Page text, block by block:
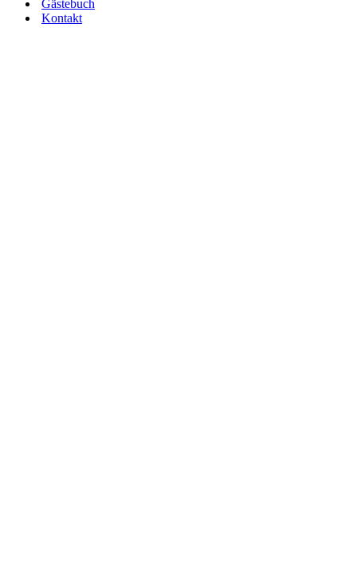
Gäs­te­buch
Kon­takt